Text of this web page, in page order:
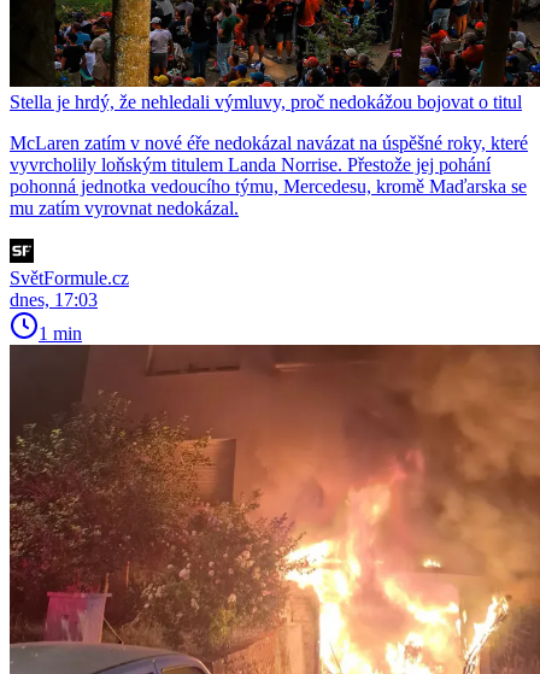
Stella je hrdý, že nehledali výmluvy, proč nedokážou bojovat o titul
McLaren zatím v nové éře nedokázal navázat na úspěšné roky, které
vyvrcholily loňským titulem Landa Norrise. Přestože jej pohání
pohonná jednotka vedoucího týmu, Mercedesu, kromě Maďarska se
mu zatím vyrovnat nedokázal.
SvětFormule.cz
dnes, 17:03
1 min